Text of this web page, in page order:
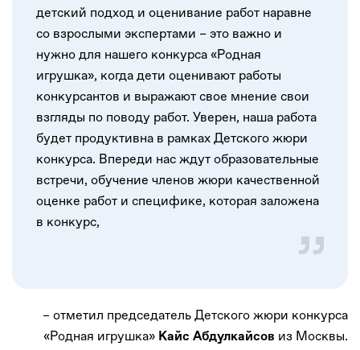
детский подход и оценивание работ наравне
со взрослыми экспертами – это важно и
нужно для нашего конкурса «Родная
игрушка», когда дети оценивают работы
конкурсантов и выражают свое мнение свои
взгляды по поводу работ. Уверен, наша работа
будет продуктивна в рамках Детского жюри
конкурса. Впереди нас ждут образовательные
встречи, обучение членов жюри качественной
оценке работ и специфике, которая заложена
в конкурс,
– отметил председатель Детского жюри конкурса
«Родная игрушка» Кайс Абдулкайсов из Москвы.